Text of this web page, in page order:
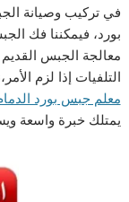
في تركيب وصيانة
بورد، فيمكننا فك
معالجة الجبس
التلفيات إذا لزم
معلم جبس بورد
يمتلك خبرة واسعة